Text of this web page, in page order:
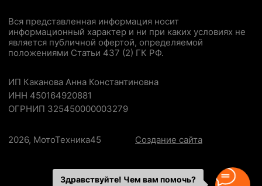
Здравствуйте! Чем вам помочь?